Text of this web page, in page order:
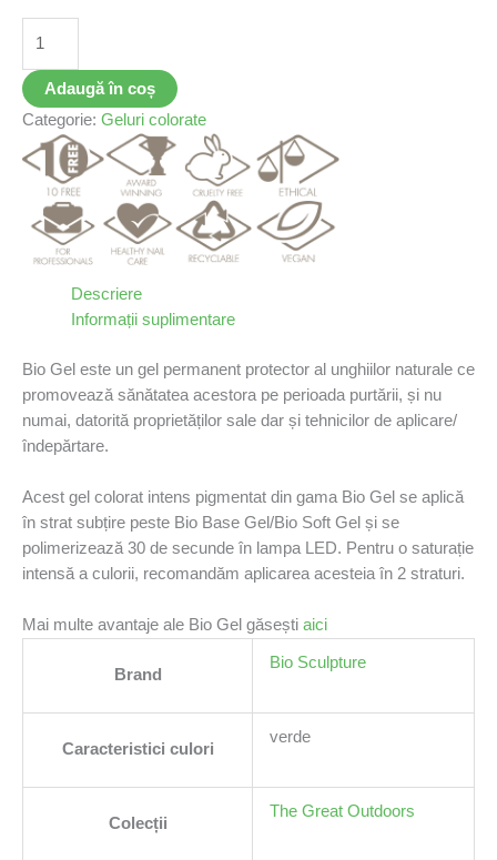
Adaugă în coș
Categorie: Geluri colorate
Descriere
Informații suplimentare
Bio Gel este un gel permanent protector al unghiilor naturale ce
promovează sănătatea acestora pe perioada purtării, și nu
numai, datorită proprietăților sale dar și tehnicilor de aplicare/
îndepărtare.
Acest gel colorat intens pigmentat din gama Bio Gel se aplică
în strat subțire peste Bio Base Gel/Bio Soft Gel și se
polimerizează 30 de secunde în lampa LED. Pentru o saturație
intensă a culorii, recomandăm aplicarea acesteia în 2 straturi.
Mai multe avantaje ale Bio Gel găsești aici
Brand
Bio Sculpture
Caracteristici culori
verde
Colecții
The Great Outdoors